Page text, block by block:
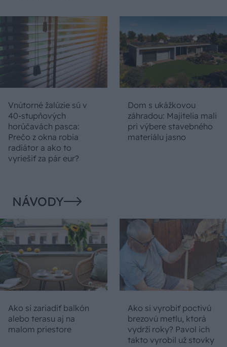
Vnútorné žalúzie sú v
40-stupňových
horúčavách pasca:
Prečo z okna robia
radiátor a ako to
vyriešiť za pár eur?
Dom s ukážkovou
záhradou: Majitelia mali
pri výbere stavebného
materiálu jasno
NÁVODY
Ako si zariadiť balkón
alebo terasu aj na
malom priestore
Ako si vyrobiť poctivú
brezovú metlu, ktorá
vydrží roky? Pavol ich
takto vyrobil už stovky